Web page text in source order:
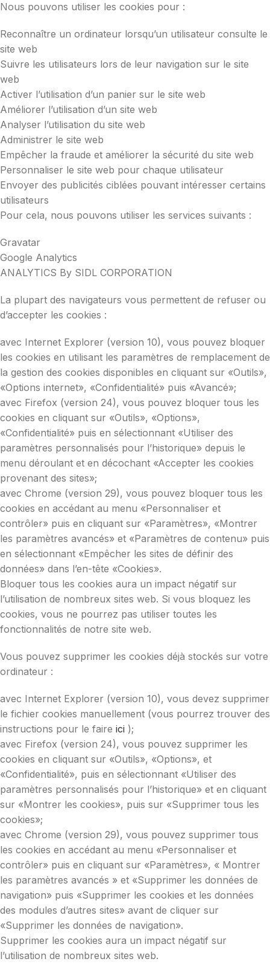
Nous pouvons utiliser les cookies pour :
Reconnaître un ordinateur lorsqu’un utilisateur consulte le
site web
Suivre les utilisateurs lors de leur navigation sur le site
web
Activer l’utilisation d’un panier sur le site web
Améliorer l’utilisation d’un site web
Analyser l’utilisation du site web
Administrer le site web
Empêcher la fraude et améliorer la sécurité du site web
Personnaliser le site web pour chaque utilisateur
Envoyer des publicités ciblées pouvant intéresser certains
utilisateurs
Pour cela, nous pouvons utiliser les services suivants :
Gravatar
Google Analytics
ANALYTICS By SIDL CORPORATION
La plupart des navigateurs vous permettent de refuser ou
d’accepter les cookies :
avec Internet Explorer (version 10), vous pouvez bloquer
les cookies en utilisant les paramètres de remplacement de
la gestion des cookies disponibles en cliquant sur «Outils»,
«Options internet», «Confidentialité» puis «Avancé»;
avec Firefox (version 24), vous pouvez bloquer tous les
cookies en cliquant sur «Outils», «Options»,
«Confidentialité» puis en sélectionnant «Utiliser des
paramètres personnalisés pour l’historique» depuis le
menu déroulant et en décochant «Accepter les cookies
provenant des sites»;
avec Chrome (version 29), vous pouvez bloquer tous les
cookies en accédant au menu «Personnaliser et
contrôler» puis en cliquant sur «Paramètres», «Montrer
les paramètres avancés» et «Paramètres de contenu» puis
en sélectionnant «Empêcher les sites de définir des
données» dans l’en-tête «Cookies».
Bloquer tous les cookies aura un impact négatif sur
l’utilisation de nombreux sites web. Si vous bloquez les
cookies, vous ne pourrez pas utiliser toutes les
fonctionnalités de notre site web.
Vous pouvez supprimer les cookies déjà stockés sur votre
ordinateur :
avec Internet Explorer (version 10), vous devez supprimer
le fichier cookies manuellement (vous pourrez trouver des
instructions pour le faire ici );
avec Firefox (version 24), vous pouvez supprimer les
cookies en cliquant sur «Outils», «Options», et
«Confidentialité», puis en sélectionnant «Utiliser des
paramètres personnalisés pour l’historique» et en cliquant
sur «Montrer les cookies», puis sur «Supprimer tous les
cookies»;
avec Chrome (version 29), vous pouvez supprimer tous
les cookies en accédant au menu «Personnaliser et
contrôler» puis en cliquant sur «Paramètres», « Montrer
les paramètres avancés » et «Supprimer les données de
navigation» puis «Supprimer les cookies et les données
des modules d’autres sites» avant de cliquer sur
«Supprimer les données de navigation».
Supprimer les cookies aura un impact négatif sur
l’utilisation de nombreux sites web.